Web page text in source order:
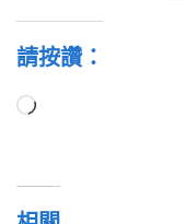
請按讚：
正